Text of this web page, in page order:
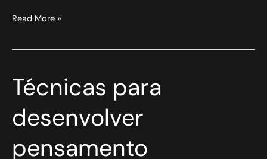
Read More »
Técnicas para
desenvolver
pensamento
Técnicas
para
pensamento
estratégico
equipes